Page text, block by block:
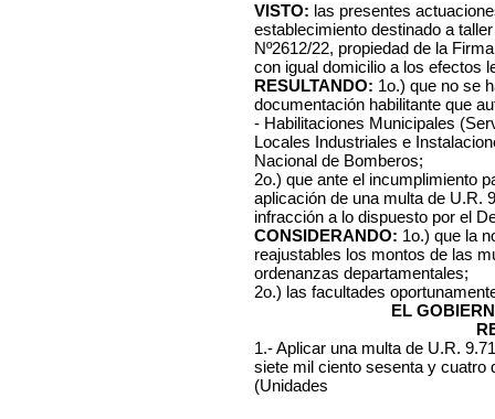
VISTO: las presentes
establecimiento destinado a
Nº2612/22, propiedad de la
con igual domicilio a los efectos
RESULTANDO: 1o.) que no se
documentación habilitante que
- Habilitaciones Municipales
Locales Industriales e
Nacional de Bomberos;
2o.) que ante el incumplimiento
aplicación de una multa de U.R.
infracción a lo dispuesto por el
CONSIDERANDO: 1o.) que la
reajustables los montos de las
ordenanzas departamentales;
2o.) las facultades
EL
1.- Aplicar una multa de U.R.
siete mil ciento sesenta y cuatro
(Unidades